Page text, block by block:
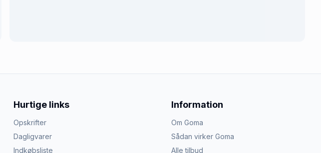
Hurtige links
Opskrifter
Dagligvarer
Indkøbsliste
Information
Om Goma
Sådan virker Goma
Alle tilbud